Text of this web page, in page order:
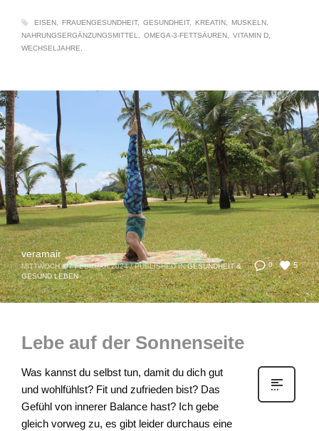
EISEN FRAUENGESUNDHEIT GESUNDHEIT KREATIN
MUSKELN
NAHRUNGSERGÄNZUNGSMITTEL
OMEGA-3-FETTSÄUREN
VITAMIN D
WECHSELJAHRE
0 5
veramair
MITTWOCH, 07 FEBRUAR 2024 / PUBLISHED IN GESUNDHEIT &
GESUND LEBEN
Lebe auf der Sonnenseite
Was kannst du selbst tun, damit du dich gut
und wohlfühlst? Fit und zufrieden bist? Das
Gefühl von innerer Balance hast? Ich gebe
gleich vorweg zu, es gibt leider durchaus eine